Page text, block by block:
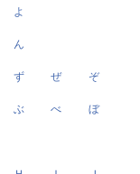
よ
ん
ず ぜ ぞ
ぶ べ ぼ